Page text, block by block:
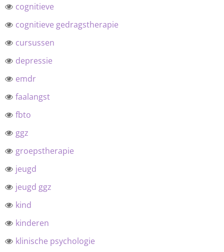
cognitieve
cognitieve gedragstherapie
cursussen
depressie
emdr
faalangst
fbto
ggz
groepstherapie
jeugd
jeugd ggz
kind
kinderen
klinische psychologie